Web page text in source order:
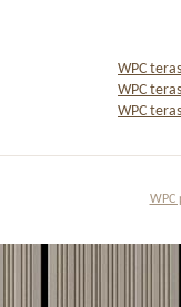
WPC
WPC
WPC
WPC